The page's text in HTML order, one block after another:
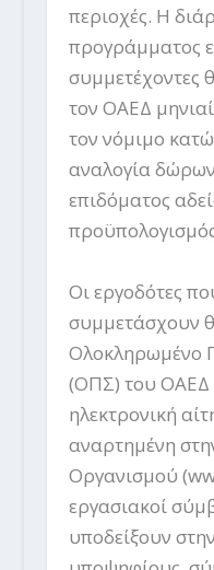
περιοχές. Η
προγράμματος
συμμετέχοντες
τον ΟΑΕΔ
τον νόμιμο
αναλογία
επιδόματος
Οι εργοδότες
συμμετάσχουν
Ολοκληρωμένο
(ΟΠΣ) του ΟΑΕΔ
ηλεκτρονική
αναρτημένη
Οργανισμού
εργασιακοί
υποδείξουν